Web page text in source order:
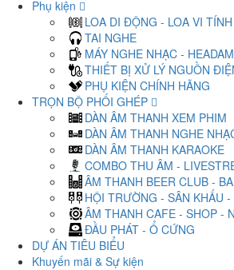
Phụ kiện
LOA DI ĐỘNG - LOA VI TÍNH
TAI NGHE
MÁY NGHE NHẠC -
THIẾT BỊ XỬ LÝ NGUỒN
PHỤ KIỆN CHÍNH HÃNG
TRỌN BỘ PHỐI GHÉP
DÀN ÂM THANH XEM PHIM
DÀN ÂM THANH NGHE
DÀN ÂM THANH KARAOKE
COMBO THU ÂM -
ÂM THANH BEER CLUB -
HỘI TRƯỜNG - SÂN KHẤU -
ÂM THANH CAFE - SHOP -
ĐẦU PHÁT - Ổ CỨNG
DỰ ÁN TIÊU BIỂU
Khuyến mãi & Sự kiện